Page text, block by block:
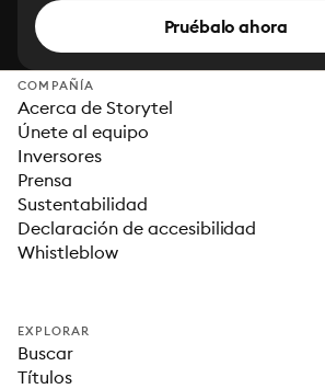
Pruébalo ahora
COMPAÑÍA
Acerca de Storytel
Únete al equipo
Inversores
Prensa
Sustentabilidad
Declaración de accesibilidad
Whistleblow
EXPLORAR
Buscar
Títulos